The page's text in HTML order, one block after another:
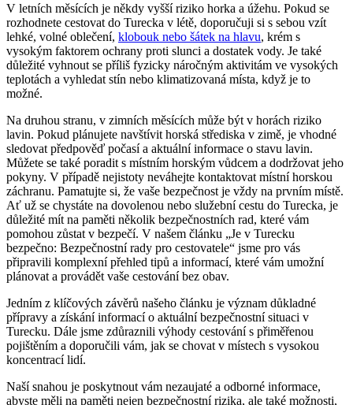
V letních měsících je někdy vyšší riziko horka a úžehu. Pokud se
rozhodnete cestovat do Turecka v létě, doporučuji si s sebou vzít
lehké, volné oblečení, klobouk nebo šátek na hlavu, krém s
vysokým faktorem ochrany proti slunci a dostatek vody. Je také
důležité vyhnout se příliš fyzicky náročným aktivitám ve vysokých
teplotách a vyhledat stín nebo klimatizovaná místa, když je to
možné.
Na druhou stranu, v zimních měsících může být v horách riziko
lavin. Pokud plánujete navštívit horská střediska v zimě, je vhodné
sledovat předpověď počasí a aktuální informace o stavu lavin.
Můžete se také poradit s místním horským vůdcem a dodržovat jeho
pokyny. V případě nejistoty neváhejte kontaktovat místní horskou
záchranu. Pamatujte si, že vaše bezpečnost je vždy na prvním místě.
Ať už se chystáte na dovolenou nebo služební cestu do Turecka, je
důležité mít na paměti několik bezpečnostních rad, které vám
pomohou zůstat v bezpečí. V našem článku „Je v Turecku
bezpečno: Bezpečnostní rady pro cestovatele“ jsme pro vás
připravili komplexní přehled tipů a informací, které vám umožní
plánovat a provádět vaše cestování bez obav.
Jedním z klíčových závěrů našeho článku je význam důkladné
přípravy a získání informací o aktuální bezpečnostní situaci v
Turecku. Dále jsme zdůraznili výhody cestování s přiměřenou
pojištěním a doporučili vám, jak se chovat v místech s vysokou
koncentrací lidí.
Naší snahou je poskytnout vám nezaujaté a odborné informace,
abyste měli na paměti nejen bezpečnostní rizika, ale také možnosti,